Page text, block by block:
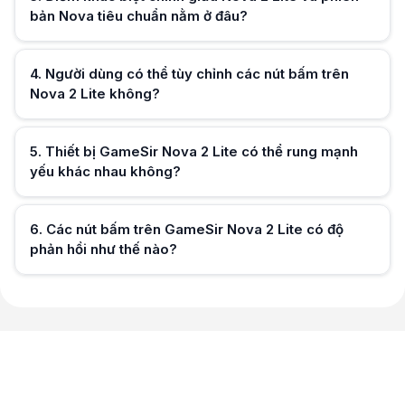
bản Nova tiêu chuẩn nằm ở đâu?
Hữu ích (0)
4. Người dùng có thể tùy chỉnh các nút bấm trên
Nova 2 Lite không?
5. Thiết bị GameSir Nova 2 Lite có thể rung mạnh
yếu khác nhau không?
6. Các nút bấm trên GameSir Nova 2 Lite có độ
phản hồi như thế nào?